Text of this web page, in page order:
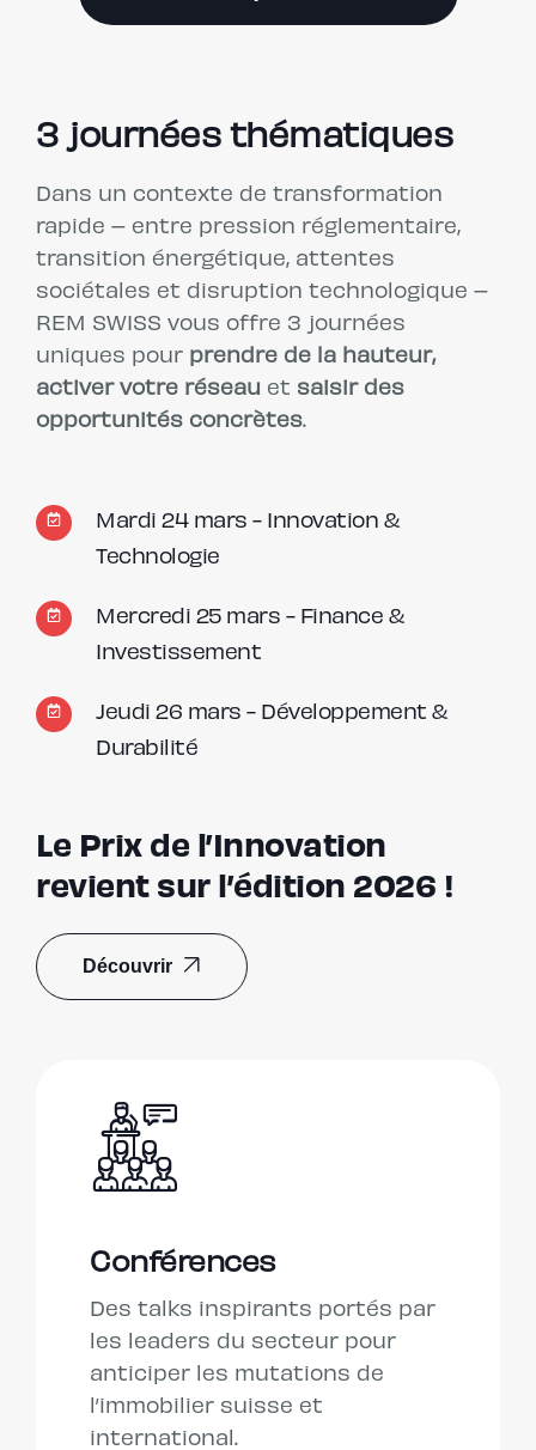
3 journées thématiques
Dans un contexte de transformation
rapide – entre pression réglementaire,
transition énergétique, attentes
sociétales et disruption technologique –
REM SWISS vous offre 3 journées
uniques pour prendre de la hauteur,
activer votre réseau et saisir des
opportunités concrètes.
Mardi 24 mars - Innovation &
Technologie
Mercredi 25 mars - Finance &
Investissement
Jeudi 26 mars - Développement &
Durabilité
Le Prix de l’Innovation
revient sur l’édition 2026 !
Découvrir
Conférences
Des talks inspirants portés par
les leaders du secteur pour
anticiper les mutations de
l’immobilier suisse et
international.